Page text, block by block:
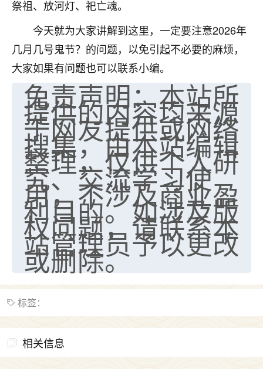
祭祖、放河灯、祀亡魂。
今天就为大家讲解到这里，一定要注意2026年
几月几号鬼节？的问题，以免引起不必要的麻烦，
大家如果有问题也可以联系小编。
免责声明：本站所
提供的内容均来源
于网友提供或网络
搜集，由本站编辑
整理，仅供个人研
究、交流学习使
用，不涉及商业盈
利目的。如涉及版
权问题，请联系本
站管理员予以更改
或删除。
标签：
相关信息
2天前 来自山西